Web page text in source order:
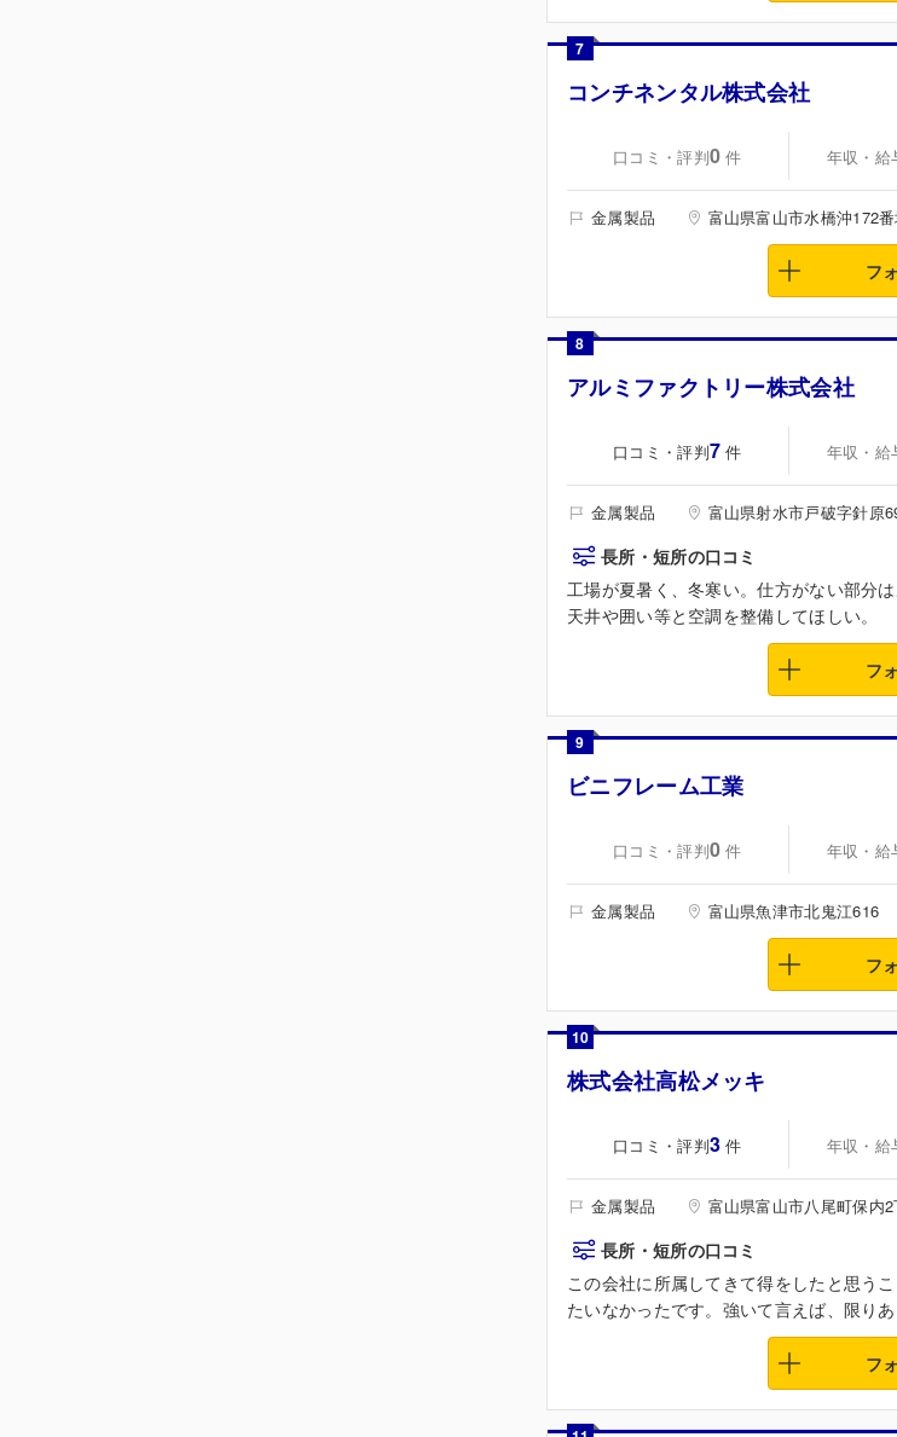
7
コンチネンタル株式会社
口コミ・評判0 件 年収・給
金属製品 富山県富山市水橋沖172
フ
8
アルミファクトリー株式会社
口コミ・評判7 件 年収・給
金属製品 富山県射水市戸破字針原
長所・短所の口コミ
工場が夏暑く、冬寒い。仕方がない部分
天井や囲い等と空調を整備してほしい。
フ
9
ビニフレーム工業
口コミ・評判0 件 年収・給
金属製品 富山県魚津市北鬼江616
フ
10
株式会社高松メッキ
口コミ・評判3 件 年収・給
金属製品 富山県富山市八尾町保内
長所・短所の口コミ
この会社に所属してきて得をしたと思う
たいなかったです。強いて言えば、限り
フ